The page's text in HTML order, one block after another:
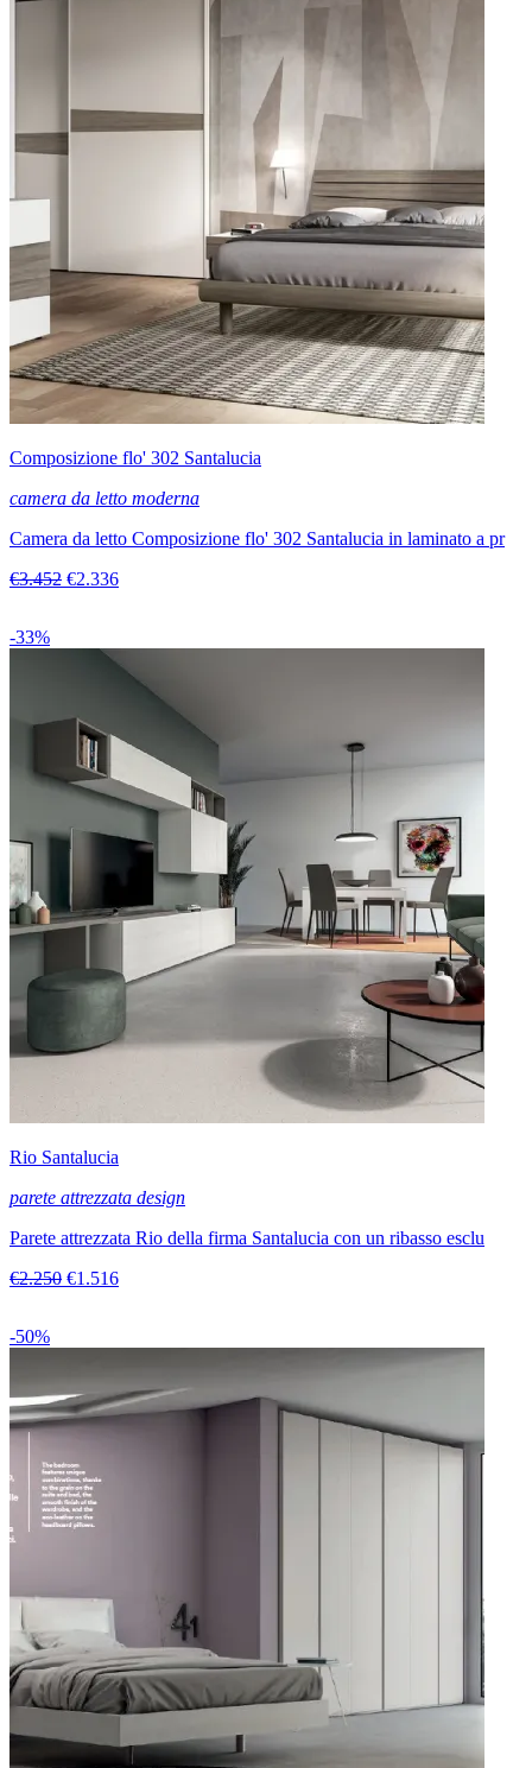
Composizione flo' 302 Santalucia
camera da letto moderna
Camera da letto Composizione flo' 302 Santalucia in laminato a pr
€3.452 €2.336
-33%
Rio Santalucia
parete attrezzata design
Parete attrezzata Rio della firma Santalucia con un ribasso esclu
€2.250 €1.516
-50%